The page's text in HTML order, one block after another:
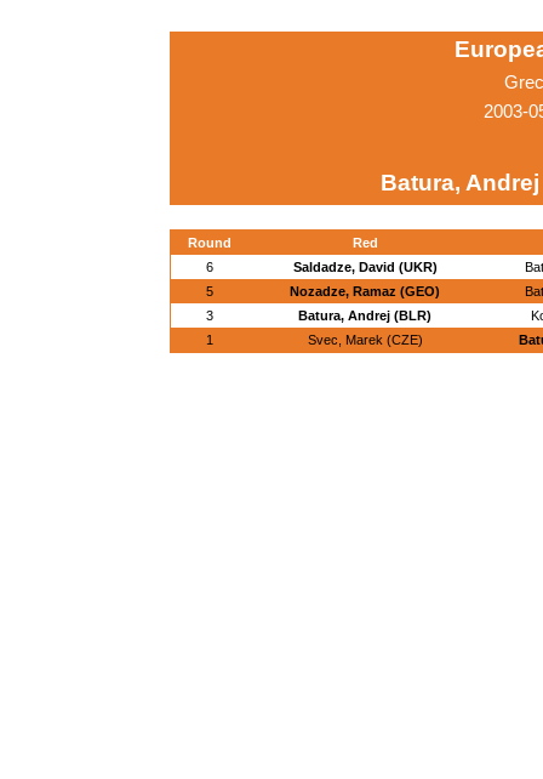
2003-
Batura,
Round
Red
6
Saldadze, David (UKR)
5
Nozadze, Ramaz (GEO)
3
Batura, Andrej (BLR)
1
Svec, Marek (CZE)